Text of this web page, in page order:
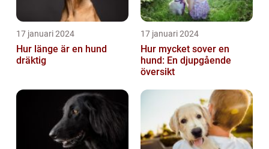
17 januari 2024
Hur länge är en hund
dräktig
17 januari 2024
Hur mycket sover en
hund: En djupgående
översikt